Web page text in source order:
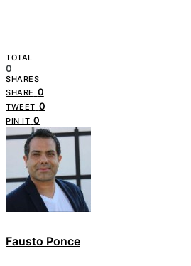
TOTAL
0
SHARES
SHARE 0
TWEET 0
PIN IT 0
Fausto Ponce